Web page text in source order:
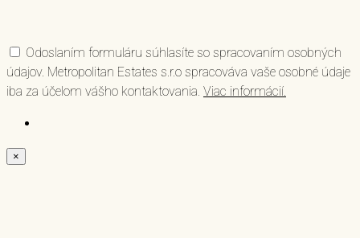
Odoslaním formuláru súhlasíte so spracovaním osobných
údajov. Metropolitan Estates s.r.o spracováva vaše osobné údaje
iba za účelom vášho kontaktovania. Viac informácií.
×